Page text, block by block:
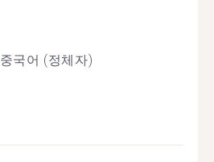
중국어 (정체자)